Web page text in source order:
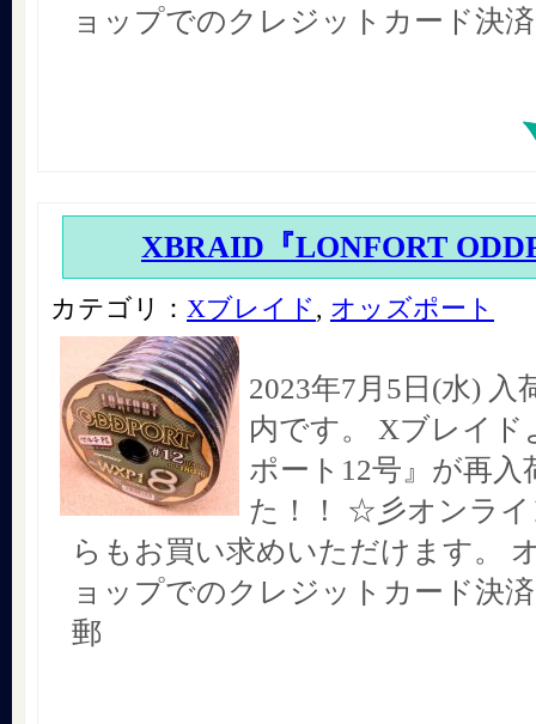
ョップでのクレジットカード決
XBRAID『LONFORT
カテゴリ： Xブレイド , オッズポート
2023年7月5日(水) 入
内です。 Xブレイド
ポート12号』が再入
た！！ ☆彡オンラ
らもお買い求めいただけます。
ョップでのクレジットカード決
郵